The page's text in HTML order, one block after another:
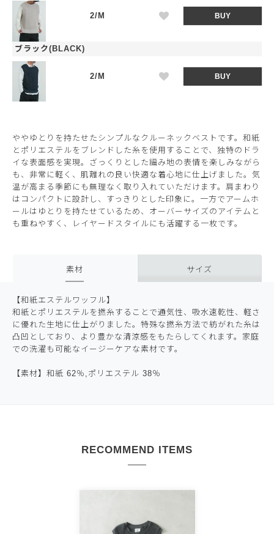
2/M BUY
ブラック(BLACK)
2/M BUY
ややゆとりを持たせたシンプルなクルーネックベストです。和紙
とポリエステルをブレンドした糸を使用することで、独特のドラ
イな表面感を実現。ざっくりとした編み地の表情を楽しみながら
も、非常に軽く、肌離れの良い快適な着心地に仕上げました。気
温が高まる季節にも無理なく取り入れていただけます。肩まわり
はコンパクトに設計し、すっきりとした印象に。一方でアームホ
ールはゆとりを持たせているため、オーバーサイズのアイテムと
も重ねやすく、レイヤードスタイルにも活躍する一枚です。
素材 サイズ
【和紙エステルワッフル】
和紙とポリエステルを撚糸することで通気性、吸水速乾性、軽さ
に優れた生地に仕上がりました。特殊な撚糸方法で紡がれた糸は
凸凹としており、より豊かな清涼感をもたらしてくれます。家庭
での洗濯も可能なイージーケアな素材です。
【素材】和紙 62％,ポリエステル 38％
RECOMMEND ITEMS